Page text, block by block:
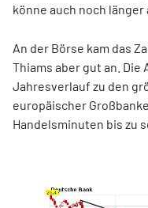
könne auch noch länger
An der Börse kam das
Thiams aber gut an.
Jahresverlauf zu den
europäischer
Handelsminuten bis zu